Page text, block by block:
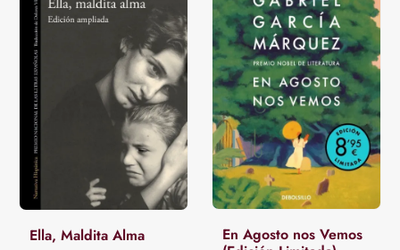
Ella, Maldita Alma
En Agosto nos Vemos